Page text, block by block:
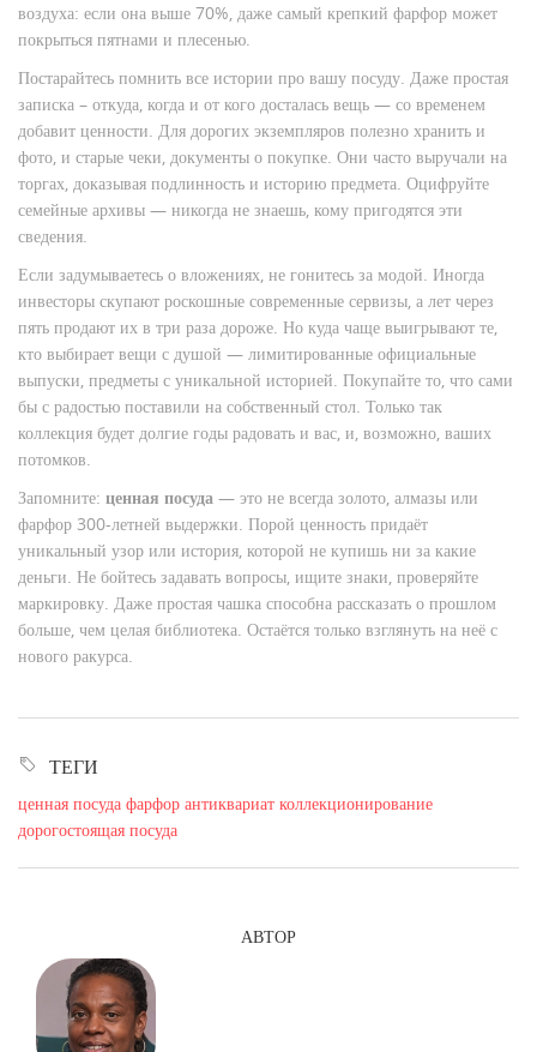
воздуха: если она выше 70%, даже самый крепкий фарфор может
покрыться пятнами и плесенью.
Постарайтесь помнить все истории про вашу посуду. Даже простая
записка – откуда, когда и от кого досталась вещь — со временем
добавит ценности. Для дорогих экземпляров полезно хранить и
фото, и старые чеки, документы о покупке. Они часто выручали на
торгах, доказывая подлинность и историю предмета. Оцифруйте
семейные архивы — никогда не знаешь, кому пригодятся эти
сведения.
Если задумываетесь о вложениях, не гонитесь за модой. Иногда
инвесторы скупают роскошные современные сервизы, а лет через
пять продают их в три раза дороже. Но куда чаще выигрывают те,
кто выбирает вещи с душой — лимитированные официальные
выпуски, предметы с уникальной историей. Покупайте то, что сами
бы с радостью поставили на собственный стол. Только так
коллекция будет долгие годы радовать и вас, и, возможно, ваших
потомков.
Запомните: ценная посуда — это не всегда золото, алмазы или
фарфор 300-летней выдержки. Порой ценность придаёт
уникальный узор или история, которой не купишь ни за какие
деньги. Не бойтесь задавать вопросы, ищите знаки, проверяйте
маркировку. Даже простая чашка способна рассказать о прошлом
больше, чем целая библиотека. Остаётся только взглянуть на неё с
нового ракурса.
ТЕГИ
ценная посуда фарфор антиквариат коллекционирование
дорогостоящая посуда
АВТОР